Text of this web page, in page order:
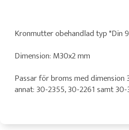
Kronmutter obehandlad typ "Din
Dimension: M30x2 mm
Passar för broms med dimension
annat: 30-2355, 30-2261 samt